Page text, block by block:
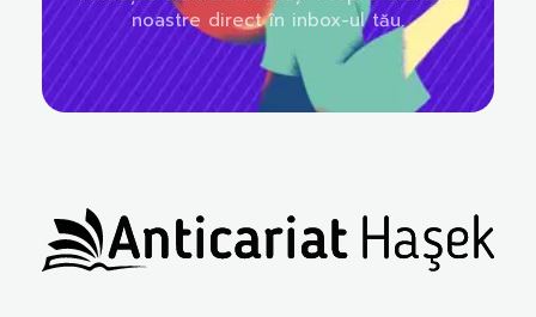
noastre direct în inbox-ul tău.